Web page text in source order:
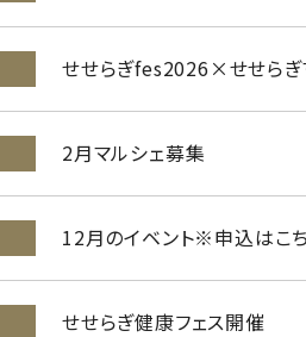
せせらぎfes2026×せせらぎ
2月マルシェ募集
12月のイベント※申込はこ
せせらぎ健康フェス開催